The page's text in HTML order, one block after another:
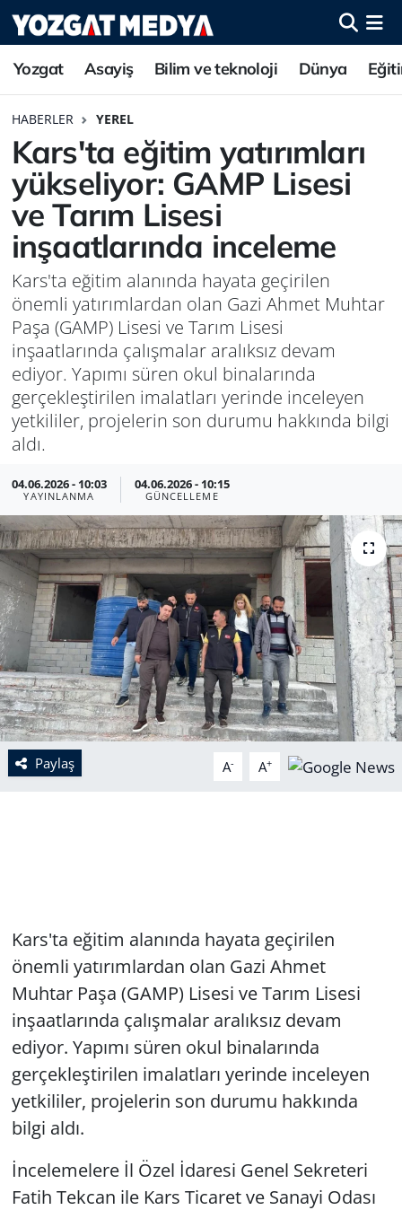
Yozgat Asayiş Bilim ve teknoloji Dünya
HABERLER YEREL
Kars'ta eğitim yatırımları
yükseliyor: GAMP Lisesi
ve Tarım Lisesi
inşaatlarında inceleme
Kars'ta eğitim alanında hayata geçirilen
önemli yatırımlardan olan Gazi Ahmet Muhtar
Paşa (GAMP) Lisesi ve Tarım Lisesi
inşaatlarında çalışmalar aralıksız devam
ediyor. Yapımı süren okul binalarında
gerçekleştirilen imalatları yerinde inceleyen
yetkililer, projelerin son durumu hakkında bilgi
aldı.
04.06.2026 - 10:03
YAYINLANMA
04.06.2026 - 10:15
GÜNCELLEME
Paylaş A- A+
Kars'ta eğitim alanında hayata geçirilen
önemli yatırımlardan olan Gazi Ahmet
Muhtar Paşa (GAMP) Lisesi ve Tarım Lisesi
inşaatlarında çalışmalar aralıksız devam
ediyor. Yapımı süren okul binalarında
gerçekleştirilen imalatları yerinde inceleyen
yetkililer, projelerin son durumu hakkında
bilgi aldı.
İncelemelere İl Özel İdaresi Genel Sekreteri
Fatih Tekcan ile Kars Ticaret ve Sanayi Odası